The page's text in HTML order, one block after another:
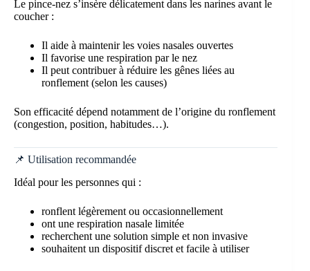
Le pince-nez s’insère délicatement dans les narines avant le
coucher :
Il aide à maintenir les voies nasales ouvertes
Il favorise une respiration par le nez
Il peut contribuer à réduire les gênes liées au
ronflement (selon les causes)
Son efficacité dépend notamment de l’origine du ronflement
(congestion, position, habitudes…).
📌 Utilisation recommandée
Idéal pour les personnes qui :
ronflent légèrement ou occasionnellement
ont une respiration nasale limitée
recherchent une solution simple et non invasive
souhaitent un dispositif discret et facile à utiliser